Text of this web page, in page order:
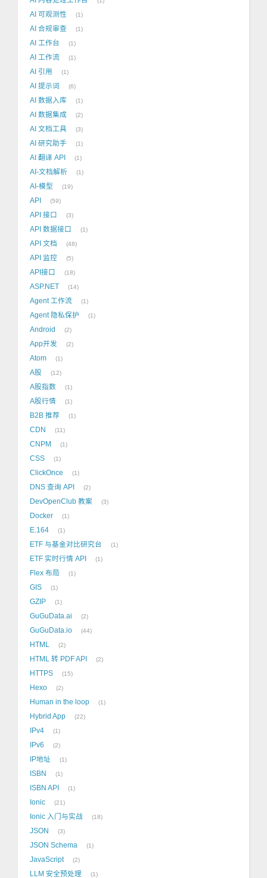
AI 可观测性 1
AI 合规审查 1
AI 工作台 1
AI 工作流 1
AI 引用 1
AI 提示词 6
AI 数据入库 1
AI 数据集成 2
AI 文档工具 3
AI 研究助手 1
AI 翻译 API 1
AI-文档解析 1
AI-模型 19
API 59
API 接口 3
API 数据接口 1
API 文档 48
API 监控 5
API接口 18
ASP.NET 14
Agent 工作流 1
Agent 隐私保护 1
Android 2
App开发 2
Atom 1
A股 12
A股指数 1
A股行情 1
B2B 推荐 1
CDN 11
CNPM 1
CSS 1
ClickOnce 1
DNS 查询 API 2
DevOpenClub 教案 3
Docker 1
E.164 1
ETF 与基金对比研究台 1
ETF 实时行情 API 1
Flex 布局 1
GIS 1
GZIP 1
GuGuData.ai 2
GuGuData.io 44
HTML 2
HTML 转 PDF API 2
HTTPS 15
Hexo 2
Human in the loop 1
Hybrid App 22
IPv4 1
IPv6 2
IP地址 1
ISBN 1
ISBN API 1
Ionic 21
Ionic 入门与实战 18
JSON 3
JSON Schema 1
JavaScript 2
LLM 安全预处理 1